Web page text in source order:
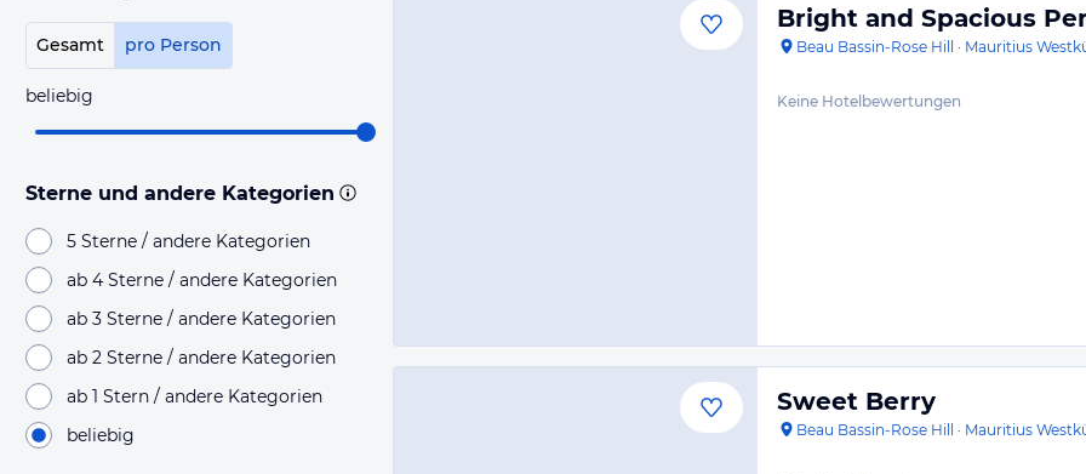
Gesamt pro Person
beliebig
Sterne und andere Kategorien
5 Sterne / andere Kategorien
ab 4 Sterne / andere Kategorien
ab 3 Sterne / andere Kategorien
ab 2 Sterne / andere Kategorien
ab 1 Stern / andere Kategorien
beliebig
Bright and Spacious
Beau Bassin-Rose Hill · Mauritius
Keine Hotelbewertungen
Sweet Berry
Beau Bassin-Rose Hill · Mauritius